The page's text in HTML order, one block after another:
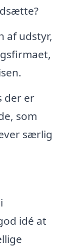
af udstyr,
der er
som
særlig
idé at